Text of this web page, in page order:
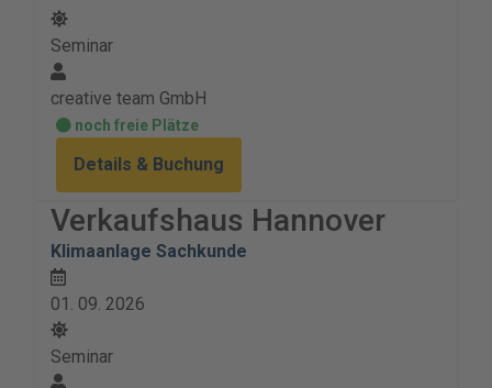
Seminar
creative team GmbH
noch freie Plätze
Details & Buchung
Verkaufshaus Hannover
Klimaanlage Sachkunde
01. 09. 2026
Seminar